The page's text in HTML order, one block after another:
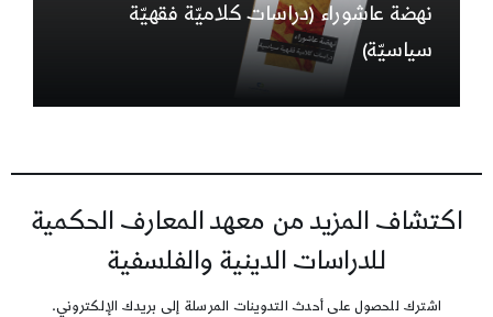
نهضة عاشوراء (دراسات كلاميّة فقهيّة
سياسيّة)
اكتشاف المزيد من معهد المعارف الحكمية
للدراسات الدينية والفلسفية
اشترك للحصول على أحدث التدوينات المرسلة إلى بريدك الإلكتروني.